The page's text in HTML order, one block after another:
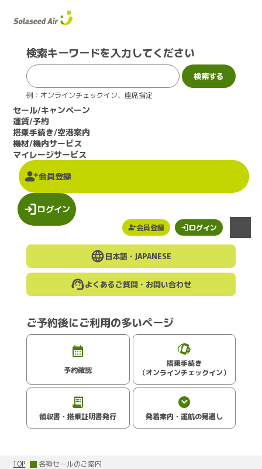
会員登録 ログイン
メニュー
検索キーワードを入力してください
例：オンラインチェックイン、座席指定
セール/キャンペーン
運賃/予約
搭乗手続き/空港案内
機材/機内サービス
マイレージサービス
会員登録
ログイン
日本語・ JAPANESE
よくあるご質問・お問い合わせ
ご予約後にご利用の多いページ
予約確認
搭乗手続き
（オンラインチェックイン）
領収書・搭乗証明書発行 発着案内・運航の見通し
TOP 各種セールのご案内